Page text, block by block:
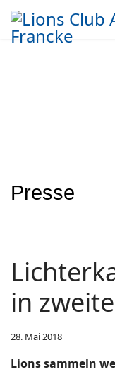
Presse
in
28. Mai 2018
Lions sammeln